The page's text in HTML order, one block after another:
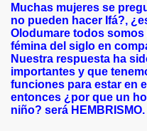
Muchas mujeres se
no pueden hacer Ifá?,
Olodumare todos somos
fémina del siglo en
Nuestra respuesta ha
importantes y que
funciones para estar en
entonces ¿por que un
niño? será HEMBRISMO.